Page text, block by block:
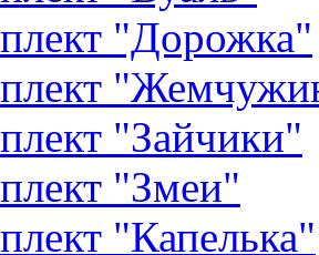
"Дорожка"
"Зайчики"
"Змеи"
"Капелька"